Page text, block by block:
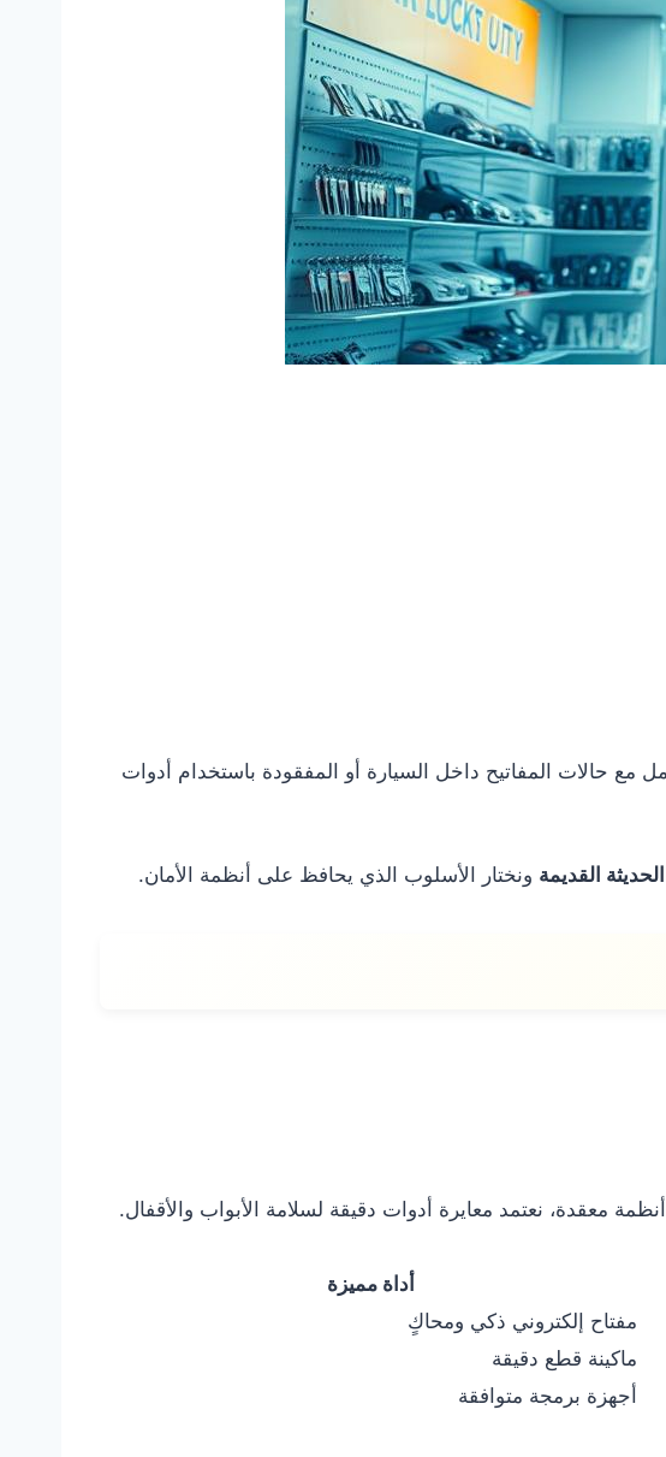
مع حالات المفاتيح داخل السيارة أو المفقودة باستخدام أدوات
القديمة ونختار الأسلوب الذي يحافظ على أنظمة الأمان.
معقدة، نعتمد معايرة أدوات دقيقة لسلامة الأبواب والأقفال.
أداة مميزة
مفتاح إلكتروني ذكي ومحاكٍ
ماكينة قطع دقيقة
أجهزة برمجة متوافقة